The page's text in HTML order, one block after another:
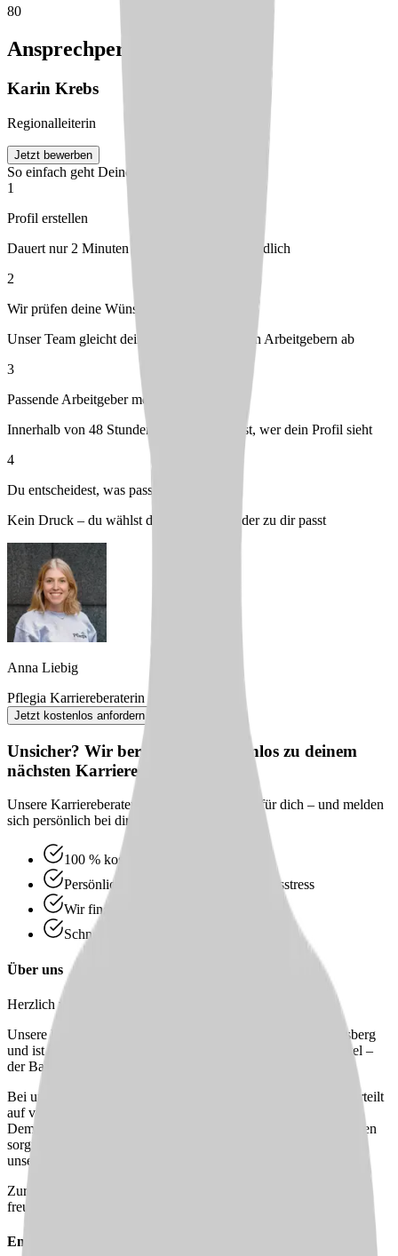
80
Ansprechperson
Karin Krebs
Regionalleiterin
Jetzt bewerben
So einfach geht Deine Bewerbung
1
Profil erstellen
Dauert nur 2 Minuten – kostenlos & unverbindlich
2
Wir prüfen deine Wünsche
Unser Team gleicht dein Profil mit passenden Arbeitgebern ab
3
Passende Arbeitgeber melden sich bei dir
Innerhalb von 48 Stunden – du entscheidest, wer dein Profil sieht
4
Du entscheidest, was passt
Kein Druck – du wählst den Arbeitgeber, der zu dir passt
Anna Liebig
Pflegia Karriereberaterin
Jetzt kostenlos anfordern
Unsicher? Wir beraten dich kostenlos zu deinem
nächsten Karriereschritt
Unsere Karriereberater finden passende Jobs für dich – und melden
sich persönlich bei dir zurück.
100 % kostenlos & unverbindlich
Persönliche Beratung statt Bewerbungsstress
Wir finden passende Jobs für dich
Schneller Rückruf
Über uns
Herzlich willkommen beim Pflegestift Weinsberg!
Unsere Einrichtung liegt in verkehrsberuhigter Lage in Weinsberg
und ist dank der guten Anbindung an öffentliche Verkehrsmittel –
der Bahnhof ist nur 5 Minuten entfernt – bequem erreichbar.
Bei uns finden 90 Bewohner:innen ein liebevolles Zuhause, verteilt
auf vier reguläre Wohnbereiche sowie einen geschlossenen
Demenzbereich. Unser engagiertes Team aus 80 Mitarbeiter:innen
sorgt täglich mit Herz, Kompetenz und Fürsorge für das Wohl
unserer Bewohner:innen.
Zurzeit suchen wir tatkräftige Verstärkung für unser Team und
freuen uns darauf, Dich kennenzulernen!
Empfehle diesen